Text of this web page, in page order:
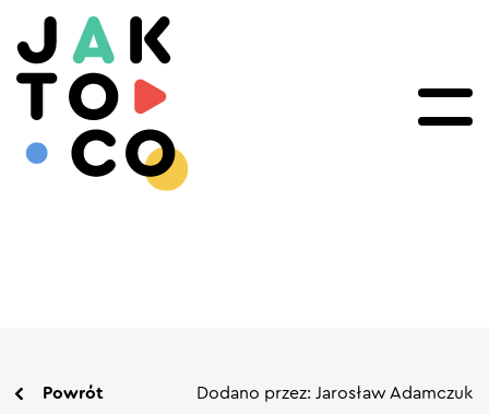
Powrót Dodano przez: Jarosław Adamczuk